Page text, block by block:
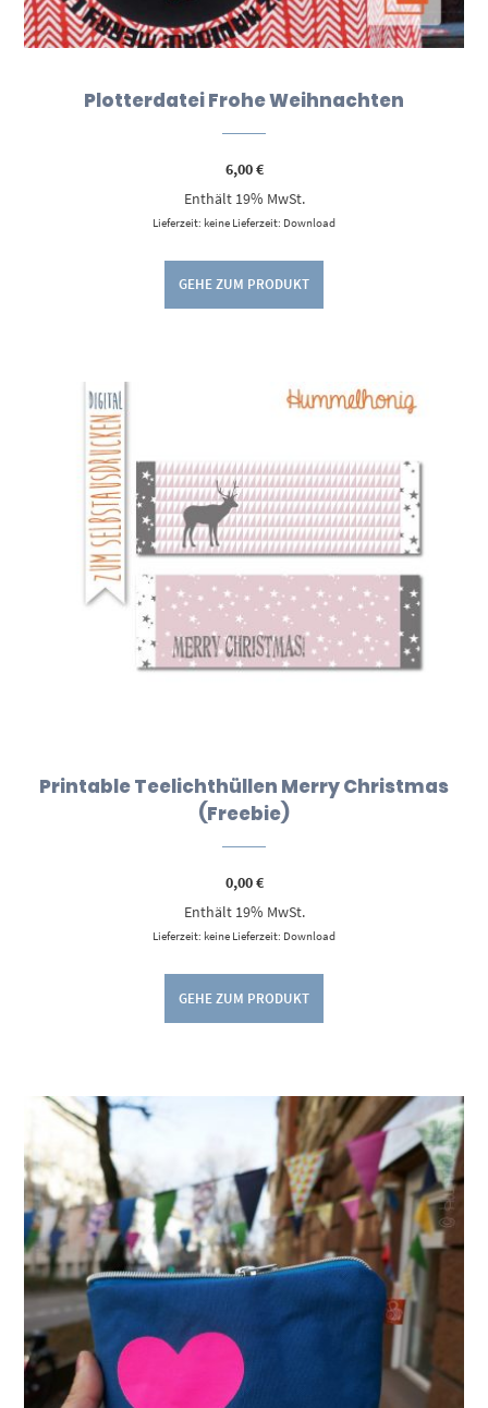
Plotterdatei Frohe Weihnachten
6,00€
Enthält 19% MwSt.
Lieferzeit: keine Lieferzeit: Download
GEHE ZUM PRODUKT
Printable Teelichthüllen Merry Christmas
(Freebie)
0,00€
Enthält 19% MwSt.
Lieferzeit: keine Lieferzeit: Download
GEHE ZUM PRODUKT